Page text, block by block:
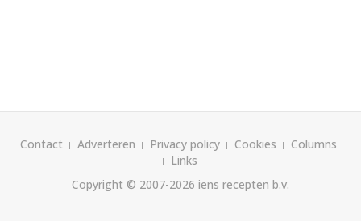
Contact Adverteren Privacy policy Cookies
Columns
Links
Copyright © 2007-2026 iens recepten b.v.